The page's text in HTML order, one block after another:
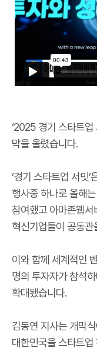
‘2025 경기 스타트업
막을 올렸습니다.
‘경기 스타트업 서밋
행사중 하나로 올해
참여했고 아마존웹
혁신기업들이 공동관
이와 함께 세계적인
명의 투자자가 참석
확대됐습니다.
김동연 지사는 개막
대한민국을 스타트